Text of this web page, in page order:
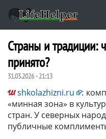
Страны и традиции:
принято?
31.03.2026 - 21:13
shkolazhizni.ru :
«минная зона» в
стран. У северных
публичные